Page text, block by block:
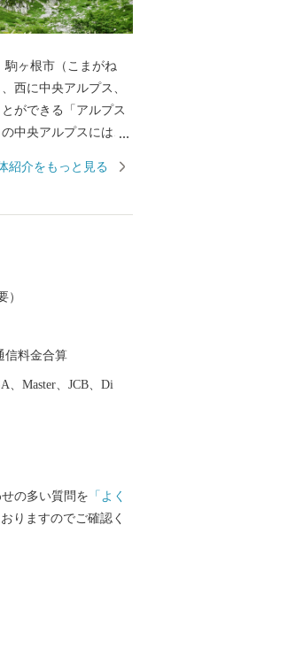
西に中央アルプス、
ができる「アルプス
中央アルプスには、
。また、駒ヶ根高
境を育み「ともに創
を合言葉にまちづく
陸性の気候は、味・
さに「宝」といえる
た特産品をご賞味く
紹介をもっと見る
）
信料金合算
、Master、JCB、Di
の多い質問を 「よく
りますのでご確認く